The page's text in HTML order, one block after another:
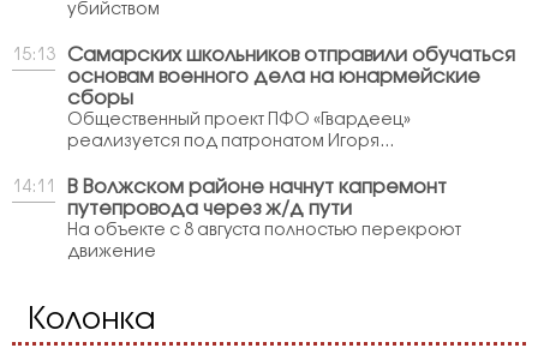
убийством
15:13
Самарских школьников отправили обучаться
основам военного дела на юнармейские
сборы
Общественный проект ПФО «Гвардеец»
реализуется под патронатом Игоря...
14:11
В Волжском районе начнут капремонт
путепровода через ж/д пути
На объекте с 8 августа полностью перекроют
движение
Колонка